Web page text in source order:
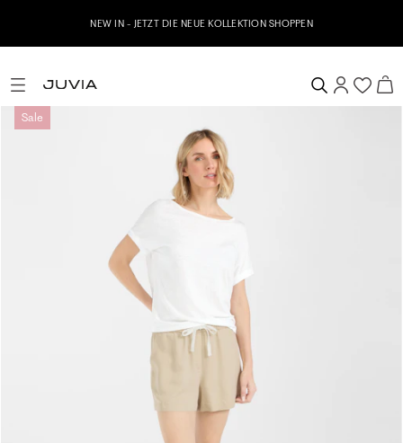
NEW IN - JETZT DIE NEUE KOLLEKTION SHOPPEN
Sale